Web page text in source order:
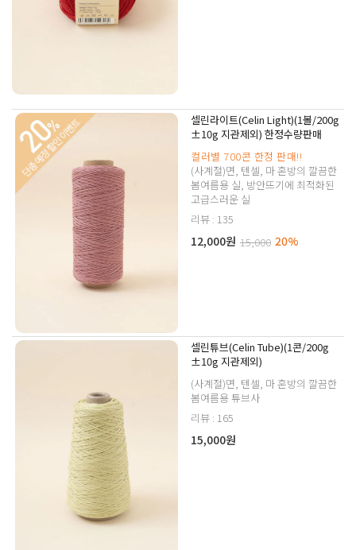
셀린라이트(Celin Light)(1볼/200g
±10g 지관제외) 한정수량판매
컬러별 700콘 한정 판매!!
(사계절)면, 텐셀, 마 혼방의 깔끔한
봄여름용 실, 방안뜨기에 최적화된
고급스러운 실
리뷰 : 135
12,000원 15,000 20%
셀린튜브(Celin Tube)(1콘/200g
±10g 지관제외)
(사계절)면, 텐셀, 마 혼방의 깔끔한
봄여름용 튜브사
리뷰 : 165
15,000원